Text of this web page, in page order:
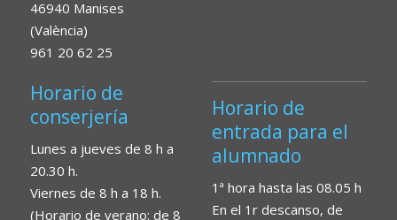
46940 Manises
(València)
961 20 62 25
Horario de
conserjería
Lunes a jueves de 8 h a
20.30 h.
Viernes de 8 h a 18 h.
(Horario de verano: de 8
Horario de
entrada para el
alumnado
1ª hora hasta las 08.05 h
En el 1r descanso, de